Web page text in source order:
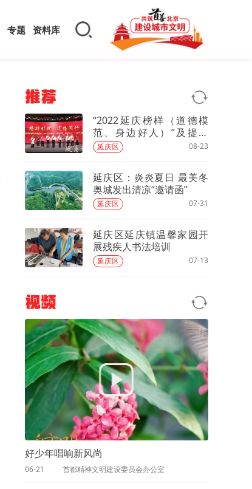
专题 资料库
推荐
“2022延庆榜样（道德模
范、身边好人）”及提名
奖、特别奖揭晓
延庆区 08-23
延庆区：炎炎夏日 最美冬
奥城发出清凉“邀请函”
延庆区 07-31
延庆区延庆镇温馨家园开
展残疾人书法培训
延庆区 07-13
视频
好少年唱响新风尚
06-21 首都精神文明建设委员会办公室